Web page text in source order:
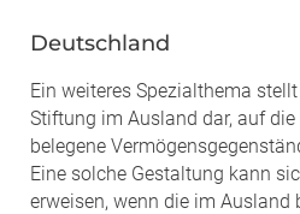
Deutschland
Ein weiteres Spezialthema
Stiftung im Ausland dar, auf
belegene
Eine solche Gestaltung kann
erweisen, wenn die im Ausland